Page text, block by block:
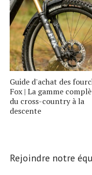
Guide d'achat des
Fox | La gamme
du cross-country à la
descente
Rejoindre notre